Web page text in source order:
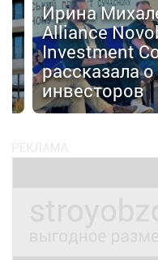
Ирина
Alliance
Investment
рассказала
инвесторов